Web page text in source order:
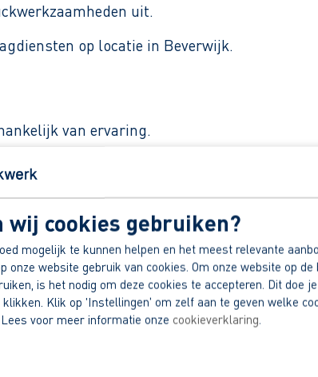
wij cookies gebruiken?
mogelijk te kunnen helpen en het meest relevante
onze website gebruik van cookies. Om onze website op
is het nodig om deze cookies te accepteren. Dit doe
klikken. Klik op 'Instellingen' om zelf aan te geven welke
voor meer informatie onze cookieverklaring.
uit.
op locatie in Beverwijk.
van ervaring.
familiebedrijf.
team.
jouw voordelen.